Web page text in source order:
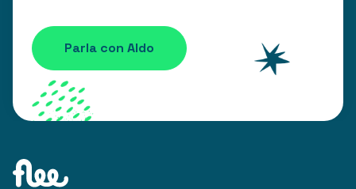
Parla con Aldo